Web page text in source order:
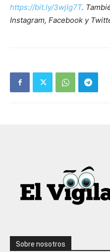
https://bit.ly/3wjIg7T.
Instagram, Facebook y
Sobre nosotros